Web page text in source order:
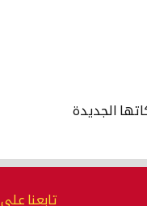
الجديدة
تابعنا على